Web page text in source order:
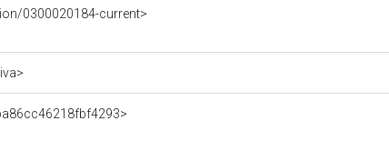
0300020184-current>